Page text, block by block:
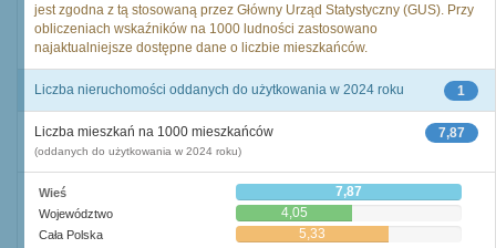
jest zgodna z tą stosowaną przez Główny Urząd Statystyczny (GUS). Przy
obliczeniach wskaźników na 1000 ludności zastosowano
najaktualniejsze dostępne dane o liczbie mieszkańców.
1
Liczba nieruchomości oddanych do użytkowania w 2024 roku
7,87
Liczba mieszkań na 1000 mieszkańców
(oddanych do użytkowania w 2024 roku)
Wieś 7,87
Województwo 4,05
Cała Polska 5,33